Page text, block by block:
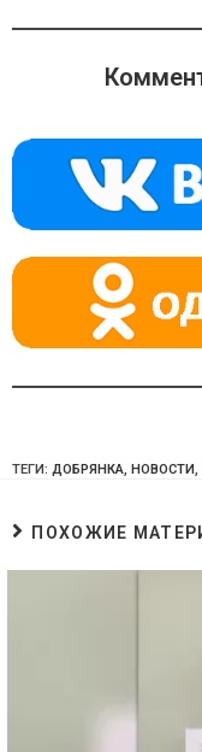
n
o
a
ss
ni
ki
e
gr
m
ТЕГИ: ДОБРЯНКА, НОВОСТИ,
ПОХОЖИЕ